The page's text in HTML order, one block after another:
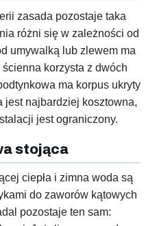
zasada pozostaje taka
różni się w zależności od
umywalką lub zlewem ma
korzysta z dwóch
ma korpus ukryty
jest najbardziej kosztowna,
jest ograniczony.
stojąca
ciepła i zimna woda są
do zaworów kątowych
pozostaje ten sam: